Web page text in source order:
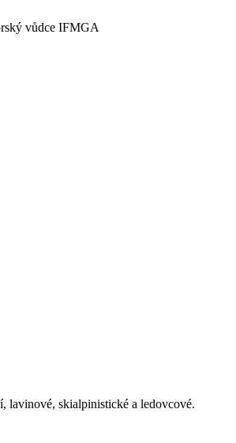
vůdce IFMGA
lavinové, skialpinistické a ledovcové.